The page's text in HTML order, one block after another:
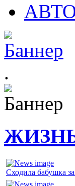
.
Сходила бабушка